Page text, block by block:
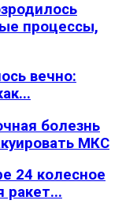
процессы,
вечно:
болезнь
МКС
24 колесное
ракет...